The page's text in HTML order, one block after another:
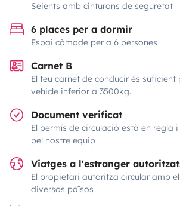
Seients amb cinturons de seguretat
6 places per a dormir
Espai còmode per a 6 persones
Carnet B
El teu carnet de conducir és
vehicle inferior a 3500kg.
Document verificat
El permís de circulació està en regla
pel nostre equip
Viatges a l'estranger
El propietari autoritza circular amb el
diversos països